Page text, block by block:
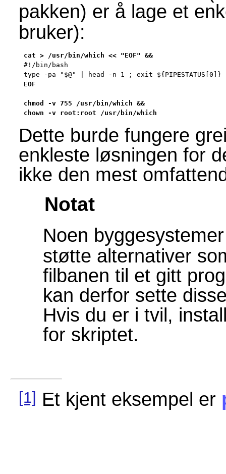
pakken) er å lage et
bruker):
cat > /usr/bin/which << "EOF" &&
#!/bin/bash
type -pa "$@" | head -n 1 ; exit ${PIPESTATUS[0]}
EOF
chmod -v 755 /usr/bin/which &&
chown -v root:root /usr/bin/which
Dette burde fungere
enkleste løsningen for
ikke den mest
Notat
Noen
støtte alternativer
filbanen til et gitt
kan derfor sette
Hvis du er i tvil,
for skriptet.
[1] Et kjent eksempel er